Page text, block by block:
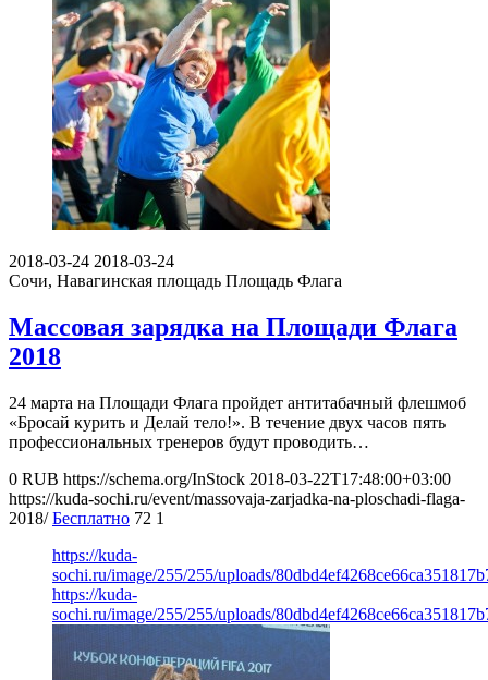
2018-03-24 2018-03-24
Сочи, Навагинская площадь Площадь Флага
Массовая зарядка на Площади Флага
2018
24 марта на Площади Флага пройдет антитабачный флешмоб
«Бросай курить и Делай тело!». В течение двух часов пять
профессиональных тренеров будут проводить…
0 RUB https://schema.org/InStock 2018-03-22T17:48:00+03:00
https://kuda-sochi.ru/event/massovaja-zarjadka-na-ploschadi-flaga-
2018/ Бесплатно 72 1
https://kuda-
sochi.ru/image/255/255/uploads/
https://kuda-
sochi.ru/image/255/255/uploads/